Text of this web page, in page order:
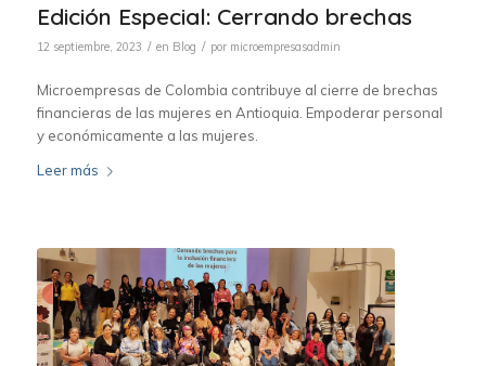
Edición Especial: Cerrando brechas
12 septiembre, 2023 / en Blog / por microempresasadmin
Microempresas de Colombia contribuye al cierre de brechas
financieras de las mujeres en Antioquia. Empoderar personal
y económicamente a las mujeres.
Leer más